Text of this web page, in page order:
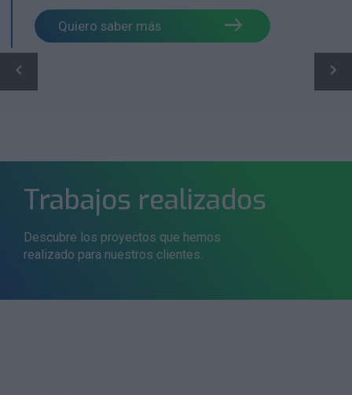
Quiero saber más
Trabajos realizados
Descubre los proyectos que hemos
realizado para nuestros clientes.